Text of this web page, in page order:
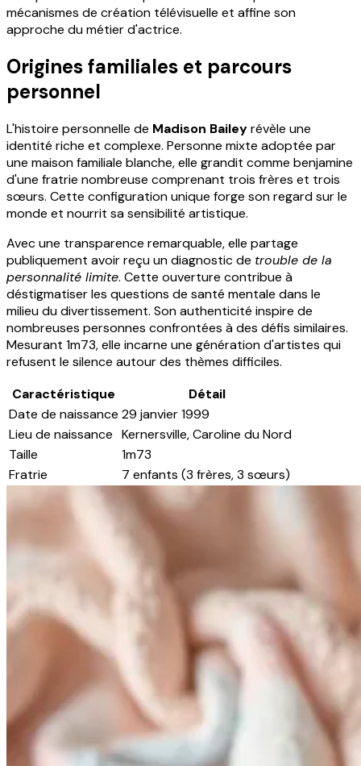
mécanismes de création télévisuelle et affine son
approche du métier d'actrice.
Origines familiales et parcours
personnel
L'histoire personnelle de Madison Baileyrévèle une
identité riche et complexe. Personne mixte adoptée par
une maison familiale blanche, elle grandit comme benjamine
d'une fratrie nombreuse comprenant trois frères et trois
sœurs. Cette configuration unique forge son regard sur le
monde et nourrit sa sensibilité artistique.
Avec une transparence remarquable, elle partage
publiquement avoir reçu un diagnostic de trouble de la
personnalité limite. Cette ouverture contribue à
déstigmatiser les questions de santé mentale dans le
milieu du divertissement. Son authenticité inspire de
nombreuses personnes confrontées à des défis similaires.
Mesurant 1m73, elle incarne une génération d'artistes qui
refusent le silence autour des thèmes difficiles.
Caractéristique
Détail
Date de naissance 29 janvier 1999
Lieu de naissance Kernersville, Caroline du Nord
Taille
1m73
Fratrie
7 enfants (3 frères, 3 sœurs)